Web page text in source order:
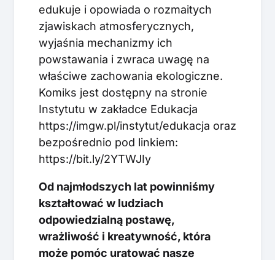
edukuje i opowiada o rozmaitych
zjawiskach atmosferycznych,
wyjaśnia mechanizmy ich
powstawania i zwraca uwagę na
właściwe zachowania ekologiczne.
Komiks jest dostępny na stronie
Instytutu w zakładce Edukacja
https://imgw.pl/instytut/edukacja oraz
bezpośrednio pod linkiem:
https://bit.ly/2YTWJIy
Od najmłodszych lat powinniśmy
kształtować w ludziach
odpowiedzialną postawę,
wrażliwość i kreatywność, która
może pomóc uratować nasze